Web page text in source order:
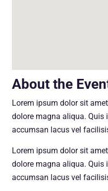
About the
Lorem ipsum dolor sit
dolore magna aliqua. Quis
accumsan lacus vel
Lorem ipsum dolor sit
dolore magna aliqua. Quis
accumsan lacus vel